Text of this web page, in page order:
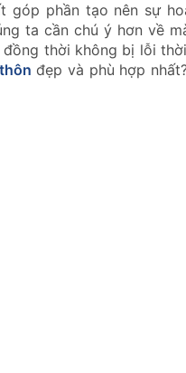
góp phần tạo nên sự
ta cần chú ý hơn về
thời không bị lỗi
đẹp và phù hợp